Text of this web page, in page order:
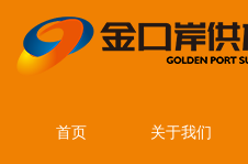
首页 关于我们